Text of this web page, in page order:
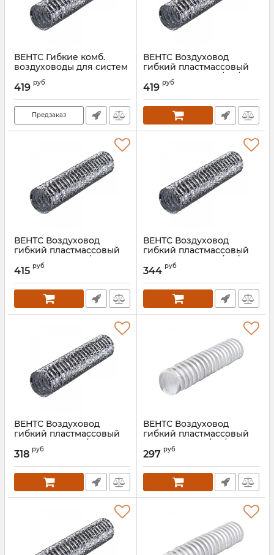
ВЕНТС Гибкие комб.
воздуховоды для систем
вентиляции Поливент
605М0/152/10 (сетка)
Артикул: 00000020271
419 руб
Предзаказ
ВЕНТС Воздуховод
гибкий пластмассовый
Поливент 605М0/152/10
Артикул:
419 руб
ВЕНТС Воздуховод
гибкий пластмассовый
Поливент Н 200/7,6
Артикул:
415 руб
ВЕНТС Воздуховод
гибкий пластмассовый
Поливент 605М0/127/10
Артикул:
344 руб
ВЕНТС Воздуховод
гибкий пластмассовый
Поливент Н 150/7,6
Артикул:
318 руб
ВЕНТС Воздуховод
гибкий пластмассовый
Поливент 606/127/6
Артикул:
297 руб